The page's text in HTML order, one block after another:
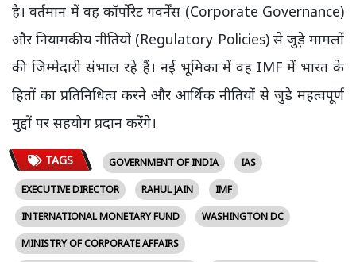
है। वर्तमान में वह कॉर्पोरेट गवर्नेंस (Corporate Governance)
और नियामकीय नीतियों (Regulatory Policies) से जुड़े मामलों
की जिम्मेदारी संभाल रहे हैं। नई भूमिका में वह IMF में भारत के
हितों का प्रतिनिधित्व करने और आर्थिक नीतियों से जुड़े महत्वपूर्ण
मुद्दों पर सहयोग प्रदान करेंगे।
TAGS GOVERNMENT OF INDIA
IAS
EXECUTIVE DIRECTOR
RAHUL JAIN
IMF
INTERNATIONAL MONETARY FUND
WASHINGTON DC
MINISTRY OF CORPORATE AFFAIRS